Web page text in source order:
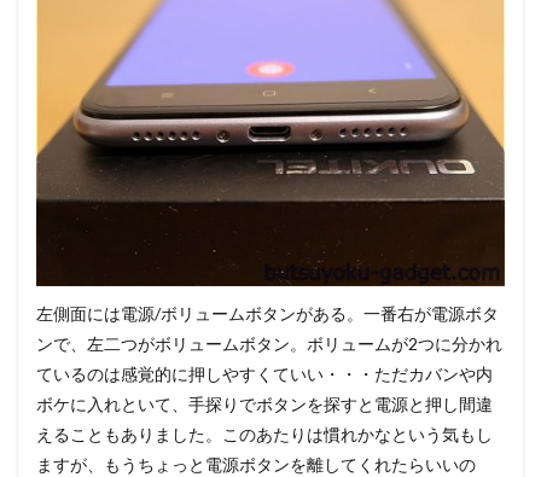
左側面には電源/ボリュームボタンがある。一番右が電源ボタ
ンで、左二つがボリュームボタン。ボリュームが2つに分かれ
ているのは感覚的に押しやすくていい・・・ただカバンや内
ボケに入れといて、手探りでボタンを探すと電源と押し間違
えることもありました。このあたりは慣れかなという気もし
ますが、もうちょっと電源ボタンを離してくれたらいいの